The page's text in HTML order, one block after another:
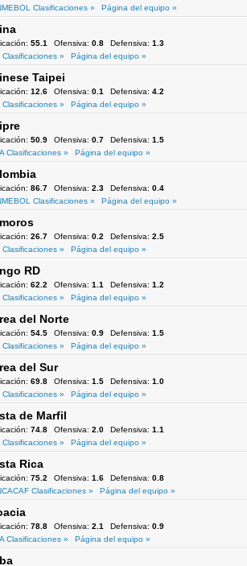
Clasificaciones »
Página del equipo »
55.1 Ofensiva: 0.8 Defensiva: 1.3
Clasificaciones »
Página del equipo »
Taipei
12.6 Ofensiva: 0.1 Defensiva: 4.2
Clasificaciones »
Página del equipo »
50.9 Ofensiva: 0.7 Defensiva: 1.5
Clasificaciones »
Página del equipo »
86.7 Ofensiva: 2.3 Defensiva: 0.4
Clasificaciones »
Página del equipo »
26.7 Ofensiva: 0.2 Defensiva: 2.5
Clasificaciones »
Página del equipo »
RD
62.2 Ofensiva: 1.1 Defensiva: 1.2
Clasificaciones »
Página del equipo »
del Norte
54.5 Ofensiva: 0.9 Defensiva: 1.5
Clasificaciones »
Página del equipo »
del Sur
69.8 Ofensiva: 1.5 Defensiva: 1.0
Clasificaciones »
Página del equipo »
de Marfil
74.8 Ofensiva: 2.0 Defensiva: 1.1
Clasificaciones »
Página del equipo »
Rica
75.2 Ofensiva: 1.6 Defensiva: 0.8
Clasificaciones »
Página del equipo »
78.8 Ofensiva: 2.1 Defensiva: 0.9
Clasificaciones »
Página del equipo »